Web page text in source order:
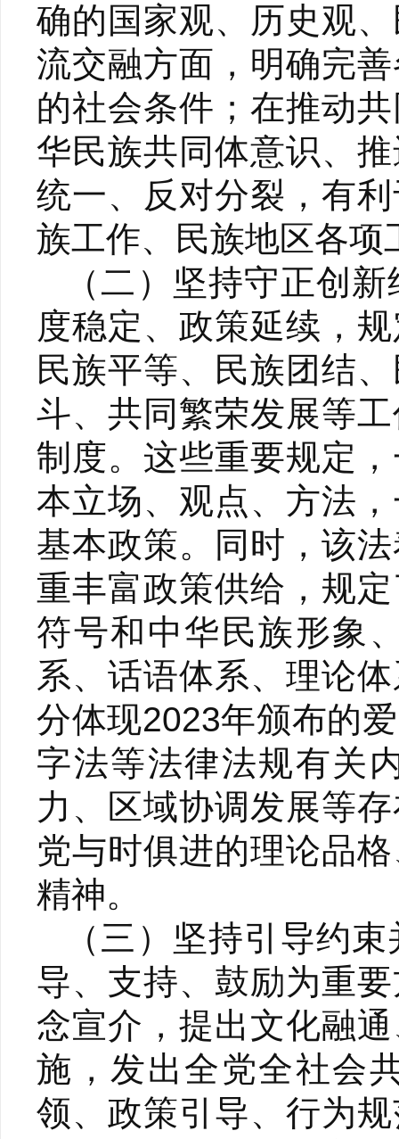
确的国家观、历史观
流交融方面，明确完
的社会条件；在推动
华民族共同体意识、
统一、反对分裂，有
族工作、民族地区各
（二）坚持守正创
度稳定、政策延续，
民族平等、民族团结
斗、共同繁荣发展等
制度。这些重要规定
本立场、观点、方法
基本政策。同时，该
重丰富政策供给，规
符号和中华民族形象
系、话语体系、理论
分体现2023年颁布的
字法等法律法规有关
力、区域协调发展等
党与时俱进的理论品
精神。
（三）坚持引导约
导、支持、鼓励为重
念宣介，提出文化融
施，发出全党全社会
领、政策引导、行为